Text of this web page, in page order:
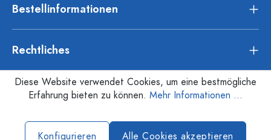
Bestellinformationen
Rechtliches
Diese Website verwendet Cookies, um eine bestmögliche
Erfahrung bieten zu können. Mehr Informationen ...
Konfigurieren Alle Cookies akzeptieren